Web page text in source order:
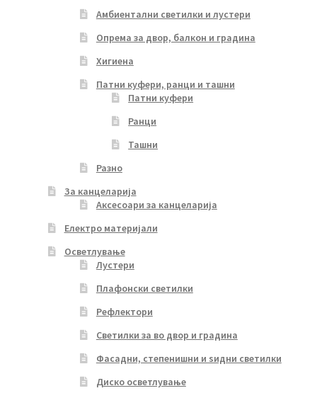
Амбиентални светилки и лустери
Опрема за двор, балкон и градина
Хигиена
Патни куфери, ранци и ташни
Патни куфери
Ранци
Ташни
Разно
За канцеларија
Аксесоари за канцеларија
Електро материјали
Осветлување
Лустери
Плафонски светилки
Рефлектори
Светилки за во двор и градина
Фасадни, степенишни и ѕидни светилки
Диско осветлување